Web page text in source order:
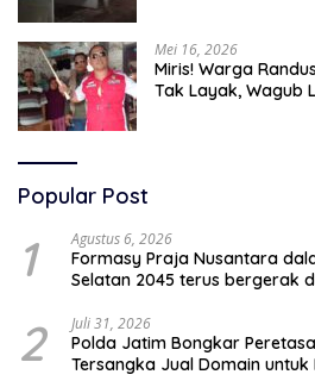
Mei 16, 2026
Miris! Warga
Tak Layak, Wagub
Popular Post
1 Agustus 6, 2026
Formasy Praja Nusantara
Selatan 2045 terus bergerak
2 Juli 31, 2026
Polda Jatim Bongkar
Tersangka Jual Domain untuk